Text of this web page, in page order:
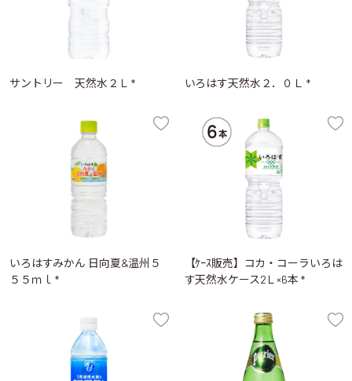
サントリー 天然水２Ｌ * いろはす天然水２．０Ｌ *
いろはすみかん 日向夏&温州５
５５ｍｌ *
【ｹｰｽ販売】コカ・コーラいろは
す天然水ケース2Ｌ×6本 *